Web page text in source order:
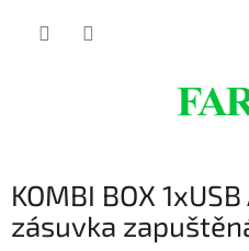
KOMBI BOX
zásuvka